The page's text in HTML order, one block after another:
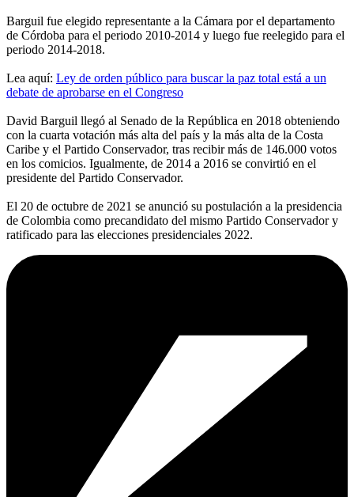
Barguil fue elegido representante a la Cámara por el departamento
de Córdoba para el periodo 2010-2014 y luego fue reelegido para el
periodo 2014-2018.
Lea aquí: Ley de orden público para buscar la paz total está a un
debate de aprobarse en el Congreso
David Barguil llegó al Senado de la República en 2018 obteniendo
con la cuarta votación más alta del país y la más alta de la Costa
Caribe y el Partido Conservador, tras recibir más de 146.000 votos
en los comicios. Igualmente, de 2014 a 2016 se convirtió en el
presidente del Partido Conservador.
El 20 de octubre de 2021 se anunció su postulación a la presidencia
de Colombia como precandidato del mismo Partido Conservador y
ratificado para las elecciones presidenciales 2022.